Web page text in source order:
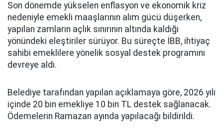
Son dönemde yükselen enflasyon ve ekonomik kriz
nedeniyle emekli maaşlarının alım gücü düşerken,
yapılan zamların açlık sınırının altında kaldığı
yönündeki eleştiriler sürüyor. Bu süreçte İBB, ihtiyaç
sahibi emeklilere yönelik sosyal destek programını
devreye aldı.
Belediye tarafından yapılan açıklamaya göre, 2026 yılı
içinde 20 bin emekliye 10 bin TL destek sağlanacak.
Ödemelerin Ramazan ayında yapılacağı bildirildi.